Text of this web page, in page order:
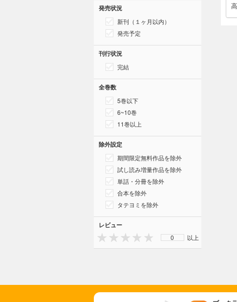
発売状況
新刊（１ヶ月以内）
発売予定
刊行状況
完結
全巻数
5巻以下
6~10巻
11巻以上
除外設定
期間限定無料作品を除外
試し読み増量作品を除外
単話・分冊を除外
合本を除外
タテヨミを除外
レビュー
0 以上